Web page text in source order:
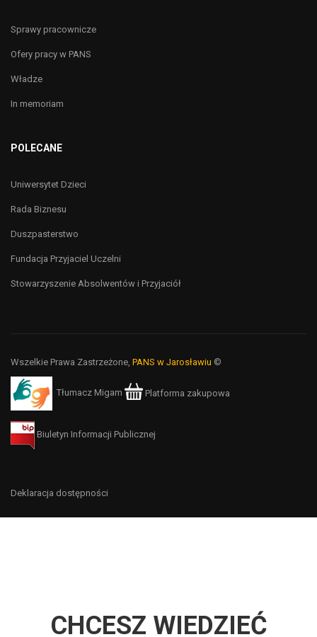
Sprawy pracownicze
Ofery pracy w PANS
Władze
In memoriam
POLECANE
Uniwersytet Dzieci
Rada Biznesu
Duszpasterstwo
Fundacja Przyjaciel Uczelni
Stowarzyszenie Absolwentów i Przyjaciół
Wszelkie Prawa Zastrzeżone, PANS w Jarosławiu ©
Tłumacz Migam Platforma zakupowa
Biuletyn Informacji Publicznej
Deklaracja dostępności
CHCESZ WIEDZIEĆ